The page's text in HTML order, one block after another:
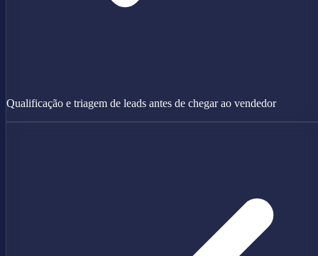
Qualificação e triagem de leads antes de chegar ao vendedor